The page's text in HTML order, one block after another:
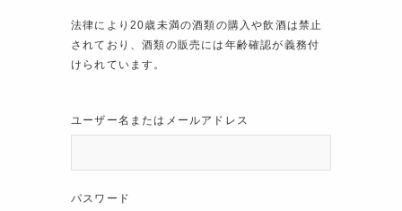
法律により20歳未満の酒類の購入や飲酒は禁止
されており、酒類の販売には年齢確認が義務付
けられています。
ユーザー名またはメールアドレス
パスワード